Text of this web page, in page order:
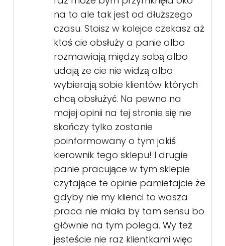
na to ale tak jest od dłuższego
czasu. Stoisz w kolejce czekasz aż
ktoś cie obsłuży a panie albo
rozmawiają między sobą albo
udają ze cie nie widzą albo
wybierają sobie klientów których
chcą obsłużyć. Na pewno na
mojej opinii na tej stronie się nie
skończy tylko zostanie
poinformowany o tym jakiś
kierownik tego sklepu! I drugie
panie pracujące w tym sklepie
czytające te opinie pamietajcie że
gdyby nie my klienci to wasza
praca nie miała by tam sensu bo
głównie na tym polega. Wy też
jesteście nie raz klientkami więc